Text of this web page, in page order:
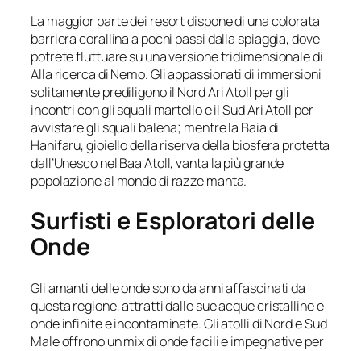
La maggior parte dei resort dispone di una colorata
barriera corallina a pochi passi dalla spiaggia, dove
potrete fluttuare su una versione tridimensionale di
Alla ricerca di Nemo. Gli appassionati di immersioni
solitamente prediligono il Nord Ari Atoll per gli
incontri con gli squali martello e il Sud Ari Atoll per
avvistare gli squali balena; mentre la Baia di
Hanifaru, gioiello della riserva della biosfera protetta
dall’Unesco nel Baa Atoll, vanta la più grande
popolazione al mondo di razze manta.
Surfisti e Esploratori delle
Onde
Gli amanti delle onde sono da anni affascinati da
questa regione, attratti dalle sue acque cristalline e
onde infinite e incontaminate. Gli atolli di Nord e Sud
Male offrono un mix di onde facili e impegnative per